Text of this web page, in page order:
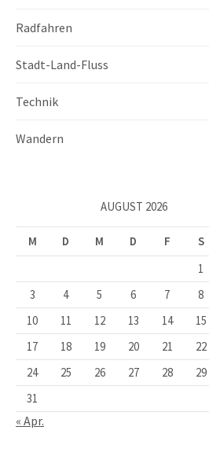
Radfahren
Stadt-Land-Fluss
Technik
Wandern
AUGUST 2026
M D M D F S
1
3
4 5 6 7 8
10
11 12 13 14 15
17
18 19 20 21 22
24
25 26 27 28 29
31
« Apr.